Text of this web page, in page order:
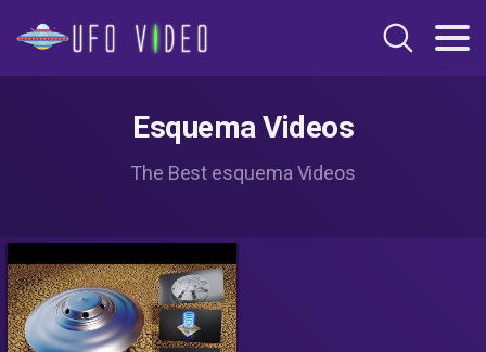
Esquema Videos
The Best esquema Videos